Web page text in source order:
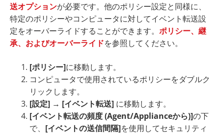
送オプションが必要です。他のポリシー設定と同様に、
特定のポリシーやコンピュータに対してイベント転送設
定をオーバーライドすることができます。 ポリシー、継
承、およびオーバーライドを参照してください。
[ポリシー]に移動します。
コンピュータで使用されているポリシーをダブルク
リックします。
[設定] → [イベント転送] に移動します。
[イベント転送の頻度 (Agent/Applianceから)]の下
で、 [イベントの送信間隔]を使用してセキュリティ